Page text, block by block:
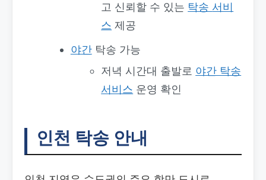
고 신뢰할 수 있는 탁송 서비
스 제공
야간탁송 가능
저녁 시간대 출발로 야간 탁송
서비스 운영 확인
인천 탁송 안내